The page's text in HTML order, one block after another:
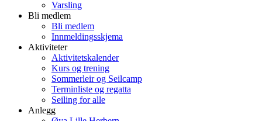
Varsling
Bli medlem
Bli medlem
Innmeldingsskjema
Aktiviteter
Aktivitetskalender
Kurs og trening
Sommerleir og Seilcamp
Terminliste og regatta
Seiling for alle
Anlegg